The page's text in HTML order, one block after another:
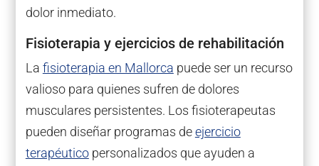
dolor inmediato.
Fisioterapia y ejercicios de rehabilitación
La fisioterapia en Mallorca puede ser un recurso
valioso para quienes sufren de dolores
musculares persistentes. Los fisioterapeutas
pueden diseñar programas deejercicio
terapéuticopersonalizados que ayuden a